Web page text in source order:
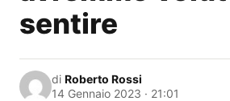
sentire
di Roberto Rossi
14 Gennaio 2023 · 21:01